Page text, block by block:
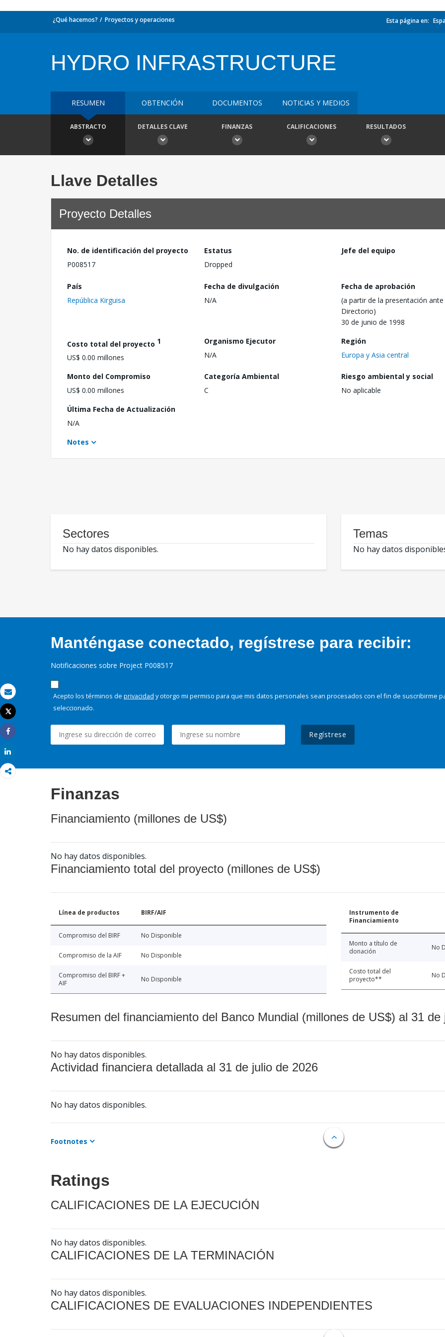
Correo electrónico
Imprimir
Tweet
Share
¿Qué hacemos? Proyectos y operaciones Esta página en:
HYDRO INFRASTRUCTURE
RESUMEN OBTENCIÓN DOCUMENTOS NOTICIAS Y MEDIOS
ABSTRACTO DETALLES CLAVE FINANZAS CALIFICACIONES RESULTADOS
Llave Detalles
Proyecto Detalles
No. de identificación del proyecto
P008517
Estatus
Dropped
Jefe del equipo
País
República Kirguisa
Fecha de divulgación
N/A
Fecha de aprobación
(a partir de la presentación ante
Directorio)
30 de junio de 1998
Costo total del proyecto 1
US$ 0.00 millones
Organismo Ejecutor
N/A
Región
Europa y Asia central
Monto del Compromiso
US$ 0.00 millones
Categoría Ambiental
C
Riesgo ambiental y social
No aplicable
Última Fecha de Actualización
N/A
Notes
Sectores
No hay datos disponibles.
Temas
No hay datos
Manténgase conectado, regístrese para recibir:
Notificaciones sobre Project P008517
Acepto los términos de privacidad y otorgo mi permiso para que mis datos personales sean procesados con el fin de suscribirme
seleccionado.
Regístrese
Finanzas
Financiamiento (millones de US$)
No hay datos disponibles.
Financiamiento total del proyecto (millones de US$)
Línea de productos BIRF/AIF
Compromiso del BIRF No Disponible
Compromiso de la AIF No Disponible
Compromiso del BIRF +
AIF
No Disponible
Instrumento de
Financiamiento
Monto a título de
donación
No
Costo total del
proyecto**
No
Resumen del financiamiento del Banco Mundial (millones de US$) al 31 de
No hay datos disponibles.
Actividad financiera detallada al 31 de julio de 2026
No hay datos disponibles.
Footnotes
Ratings
CALIFICACIONES DE LA EJECUCIÓN
No hay datos disponibles.
CALIFICACIONES DE LA TERMINACIÓN
No hay datos disponibles.
CALIFICACIONES DE EVALUACIONES INDEPENDIENTES